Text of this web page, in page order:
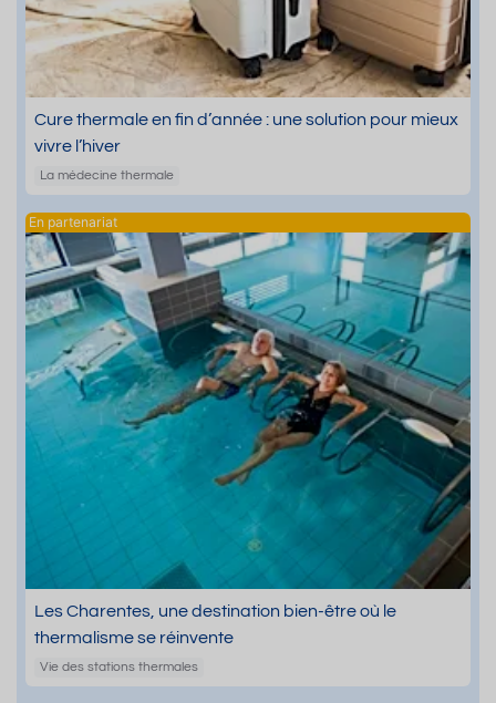
Cure thermale en fin d’année : une solution pour mieux
vivre l’hiver
La médecine thermale
Les Charentes, une destination bien-être où le
thermalisme se réinvente
Vie des stations thermales